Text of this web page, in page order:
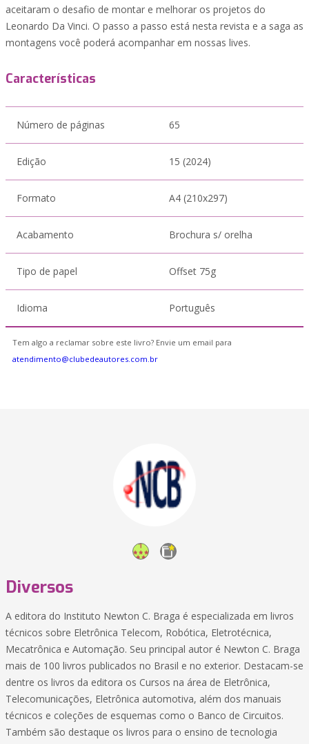
aceitaram o desafio de montar e melhorar os projetos do
Leonardo Da Vinci. O passo a passo está nesta revista e a saga as
montagens você poderá acompanhar em nossas lives.
Características
Número de páginas 65
Edição 15 (2024)
Formato A4 (210x297)
Acabamento Brochura s/ orelha
Tipo de papel Offset 75g
Idioma Português
Tem algo a reclamar sobre este livro? Envie um email para
atendimento@clubedeautores.com.br
Diversos
A editora do Instituto Newton C. Braga é especializada em livros
técnicos sobre Eletrônica Telecom, Robótica, Eletrotécnica,
Mecatrônica e Automação. Seu principal autor é Newton C. Braga
mais de 100 livros publicados no Brasil e no exterior. Destacam-se
dentre os livros da editora os Cursos na área de Eletrônica,
Telecomunicações, Eletrônica automotiva, além dos manuais
técnicos e coleções de esquemas como o Banco de Circuitos.
Também são destaque os livros para o ensino de tecnologia